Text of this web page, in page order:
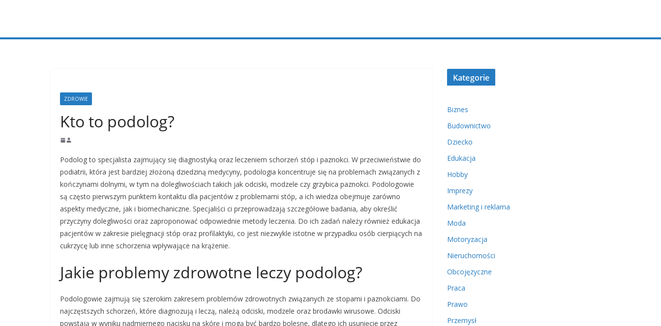
ZDROWIE
Kto to podolog?
Podolog to specjalista zajmujący się diagnostyką oraz leczeniem schorzeń stóp i paznokci. W przeciwieństwie do
podiatrii, która jest bardziej złożoną dziedziną medycyny, podologia koncentruje się na problemach związanych z
kończynami dolnymi, w tym na dolegliwościach takich jak odciski, modzele czy grzybica paznokci. Podologowie
są często pierwszym punktem kontaktu dla pacjentów z problemami stóp, a ich wiedza obejmuje zarówno
aspekty medyczne, jak i biomechaniczne. Specjaliści ci przeprowadzają szczegółowe badania, aby określić
przyczyny dolegliwości oraz zaproponować odpowiednie metody leczenia. Do ich zadań należy również edukacja
pacjentów w zakresie pielęgnacji stóp oraz profilaktyki, co jest niezwykle istotne w przypadku osób cierpiących na
cukrzycę lub inne schorzenia wpływające na krążenie.
Jakie problemy zdrowotne leczy podolog?
Podologowie zajmują się szerokim zakresem problemów zdrowotnych związanych ze stopami i paznokciami. Do
najczęstszych schorzeń, które diagnozują i leczą, należą odciski, modzele oraz brodawki wirusowe. Odciski
powstają w wyniku nadmiernego nacisku na skórę i mogą być bardzo bolesne, dlatego ich usunięcie przez
Kategorie
Biznes
Budownictwo
Dziecko
Edukacja
Hobby
Imprezy
Marketing i reklama
Moda
Motoryzacja
Nieruchomości
Obcojęzyczne
Praca
Prawo
Przemysł